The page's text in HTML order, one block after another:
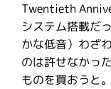
Twentieth
システム搭載だ
かな低音）わざ
のは許せなかっ
ものを買おうと。